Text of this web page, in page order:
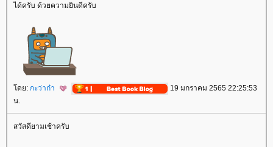
ได้ครับ ด้วยความยินดีครับ
ดย: กะว่าก๋า
19 มกราคม 2565 22:25:53
น.
สวัสดียามเช้าครับ